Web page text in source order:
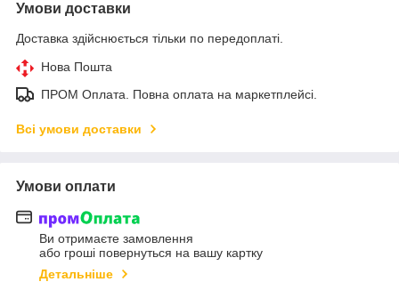
Умови доставки
Доставка здійснюється тільки по передоплаті.
Нова Пошта
ПРОМ Оплата. Повна оплата на маркетплейсі.
Всі умови доставки
Умови оплати
Ви отримаєте замовлення
або гроші повернуться на вашу картку
Детальніше